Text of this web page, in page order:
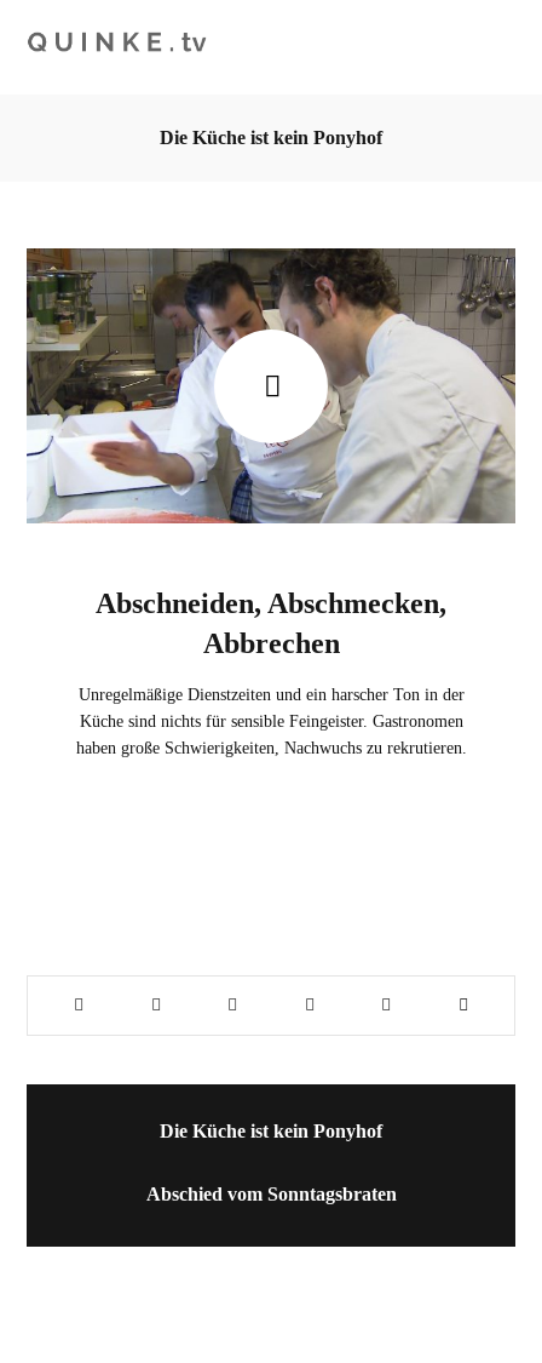
Die Küche ist kein Ponyhof
Abschneiden, Abschmecken,
Abbrechen
Unregelmäßige Dienstzeiten und ein harscher Ton in der
Küche sind nichts für sensible Feingeister. Gastronomen
haben große Schwierigkeiten, Nachwuchs zu rekrutieren.
Die Küche ist kein Ponyhof
Abschied vom Sonntagsbraten